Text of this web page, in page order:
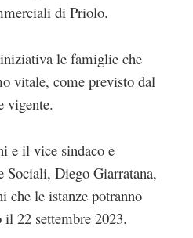
di Priolo.
le famiglie che
vitale, come previsto dal
vigente.
e il vice sindaco e
Sociali, Diego Giarratana,
che le istanze potranno
il 22 settembre 2023.